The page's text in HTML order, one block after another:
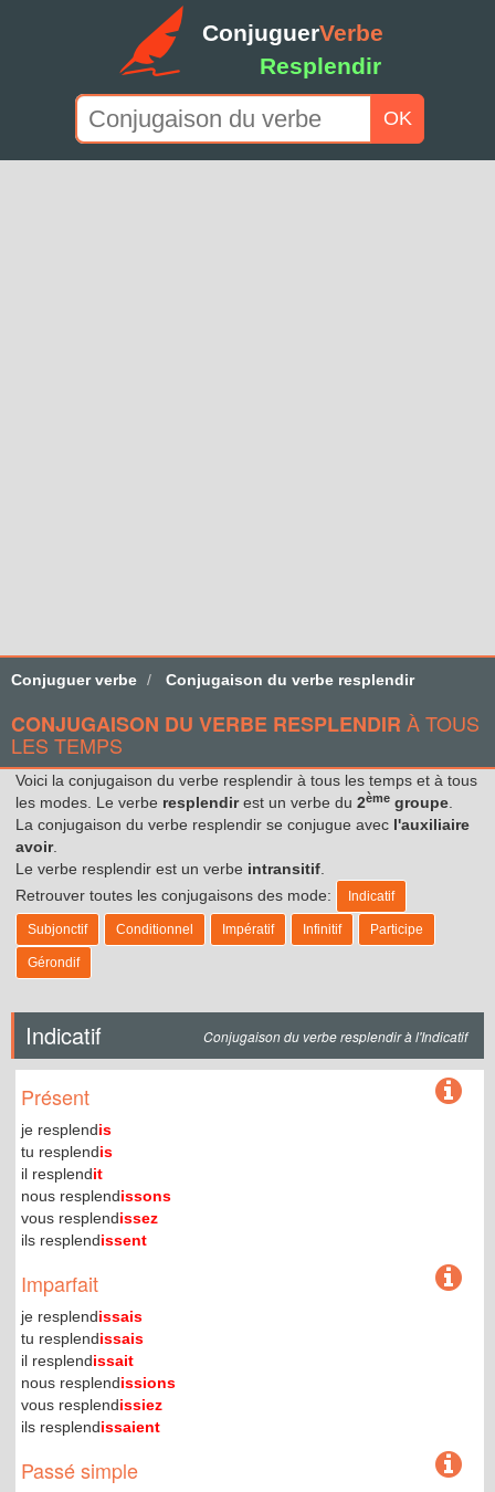
ConjuguerVerbe
Resplendir
OK
Conjuguer verbe Conjugaison du verbe resplendir
CONJUGAISON DU VERBE RESPLENDIR À TOUS
LES TEMPS
Voici la conjugaison du verbe resplendir à tous les temps et à tous
les modes. Le verbe resplendirest un verbe du 2ème groupe
La conjugaison du verbe resplendir se conjugue avec l'auxiliaire
avoir.
Le verbe resplendir est un verbe intransitif
Retrouver toutes les conjugaisons des mode:
Indicatif
Subjonctif Conditionnel Impératif Infinitif Participe
Gérondif
Indicatif Conjugaison du verbe resplendir à l'Indicatif
Présent
je resplendis
tu resplendis
il resplendit
nous resplendissons
vous resplendissez
ils resplendissent
Imparfait
je resplendissais
tu resplendissais
il resplendissait
nous resplendissions
vous resplendissiez
ils resplendissaient
Passé simple